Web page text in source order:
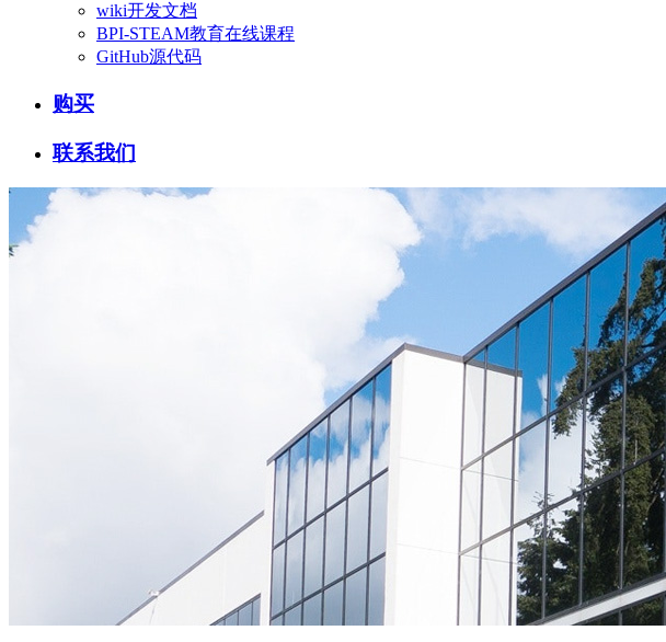
wiki开发文档
BPI-STEAM教育在线课程
GitHub源代码
购买
联系我们